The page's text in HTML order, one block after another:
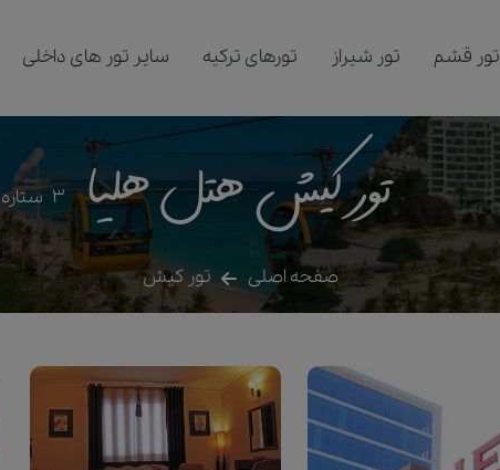
تور قشم تور شیراز تورهای ترکیه سایر تور های داخلی
تور کیش هتل هلیا 3 ستاره
صفحه اصلی تور کیش